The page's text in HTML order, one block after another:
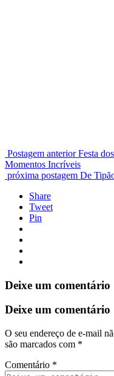
Postagem anterior Festa
Momentos Incríveis
próxima postagem De
Share
Tweet
Pin
Deixe um comentário
Deixe um comentário
O seu endereço de e-mail
são marcados com *
Comentário *